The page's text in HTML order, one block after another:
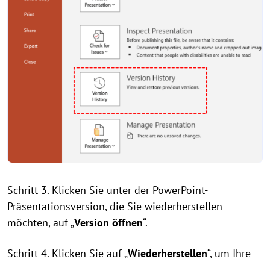
Schritt 3. Klicken Sie unter der PowerPoint-
Präsentationsversion, die Sie wiederherstellen
möchten, auf „Version öffnen“.
Schritt 4. Klicken Sie auf „Wiederherstellen“, um Ihre